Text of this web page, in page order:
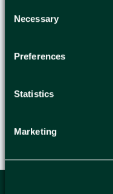
Selection
Necessary
Preferences
Statistics
Marketing
Högkvalitativ
Yttermått: 41 x 43,3